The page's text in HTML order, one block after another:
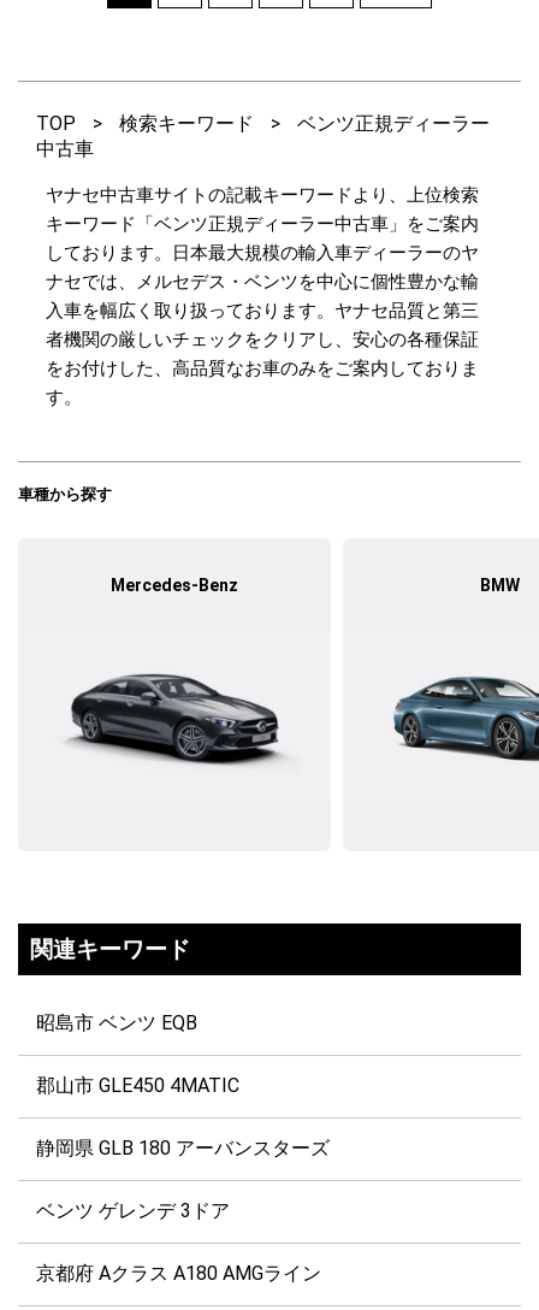
TOP > 検索キーワード >
ベンツ正規ディーラー
中古車
ヤナセ中古車サイトの記載キーワードより、上位検索
キーワード「ベンツ正規ディーラー中古車」をご案内
しております。日本最大規模の輸入車ディーラーのヤ
ナセでは、メルセデス・ベンツを中心に個性豊かな輸
入車を幅広く取り扱っております。ヤナセ品質と第三
者機関の厳しいチェックをクリアし、安心の各種保証
をお付けした、高品質なお車のみをご案内しておりま
す。
車種から探す
Mercedes-Benz BMW
関連キーワード
昭島市 ベンツ EQB
郡山市 GLE450 4MATIC
静岡県 GLB 180 アーバンスターズ
ベンツ ゲレンデ 3ドア
京都府 Aクラス A180 AMGライン